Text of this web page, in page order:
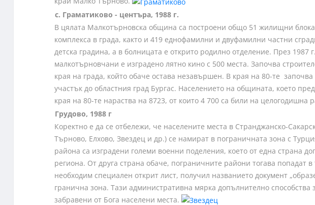
с. Граматиково - центъра, 1988 г.
В цялата Малкотърновска община са построени общо 51 жилищни
комплекса в града, както и 419 еднофамилни и двуфамилни частни
детска градина, а в болницата е открито родилно отделение. През 1987
малкотърновчани е изградено лятно кино с 500 места. Започва
края на града, който обаче остава незавършен. В края на 80-те
участък до областния град Бургас. Населението на общината, което
края на 80-те нараства на 8723, от които 4 700 са били на целогодишна
Грудово, 1988 г
Коректно е да се отбележи, че населените места в Странджанско-
Търново, Елхово, Звездец и др.) се намират в пограничната зона с
района са изградени големи военни поделения, което от една страна
региона. От друга страна обаче, пограничните райони тогава попадат
необходим специален открит лист, получил названието документ
гранична зона. Тази административна мярка допълнително способства
забравени от Бога населени места.